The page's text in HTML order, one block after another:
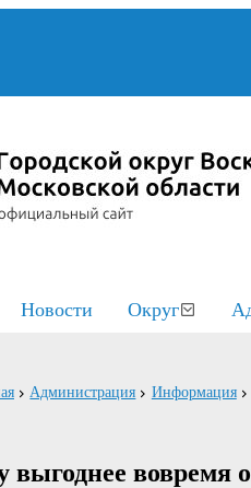
Новости Округ
Администрация Информация
выгоднее вовремя